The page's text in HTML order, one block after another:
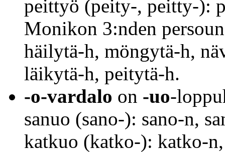
peittyö (peity-, peitty-):
Monikon 3:nden
häilytä-h, möngytä-h,
läikytä-h, peitytä-h.
-o-vardalo on -uo-
sanuo (sano-): sano-n,
katkuo (katko-): katko-